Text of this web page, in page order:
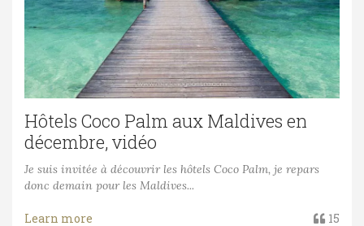
Hôtels Coco Palm aux Maldives en
décembre, vidéo
Je suis invitée à découvrir les hôtels Coco Palm, je repars
donc demain pour les Maldives...
Learn more 15